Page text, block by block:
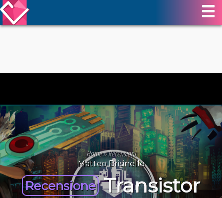
Home»Recensioni
Matteo Brisinello
Recensione Transistor